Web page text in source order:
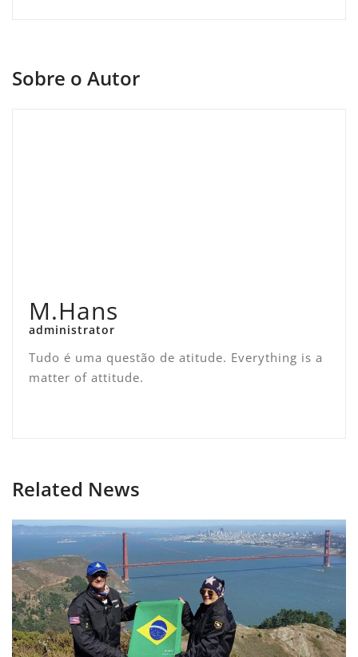
Sobre o Autor
M.Hans
administrator
Tudo é uma questão de atitude. Everything is a
matter of attitude.
Related News